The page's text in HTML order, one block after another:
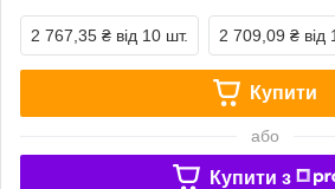
2 767,35 ₴ від 10 шт. 2 709,09 ₴ від
Купити
або
Купити з